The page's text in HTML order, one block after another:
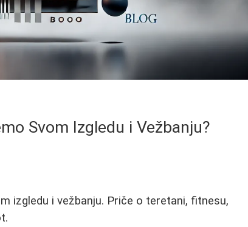
Svom Izgledu i Vežbanju?
izgledu i vežbanju. Priče o teretani, fitnesu,